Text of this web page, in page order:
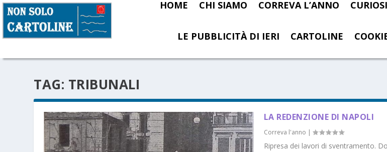
HOME CHI SIAMO CORREVA L’ANNO
LE PUBBLICITÀ DI IERI CARTOLINE
TAG: TRIBUNALI
LA REDENZIONE DI NAPOLI
Correva l'anno |
Ripresa dei lavori di sventramento.